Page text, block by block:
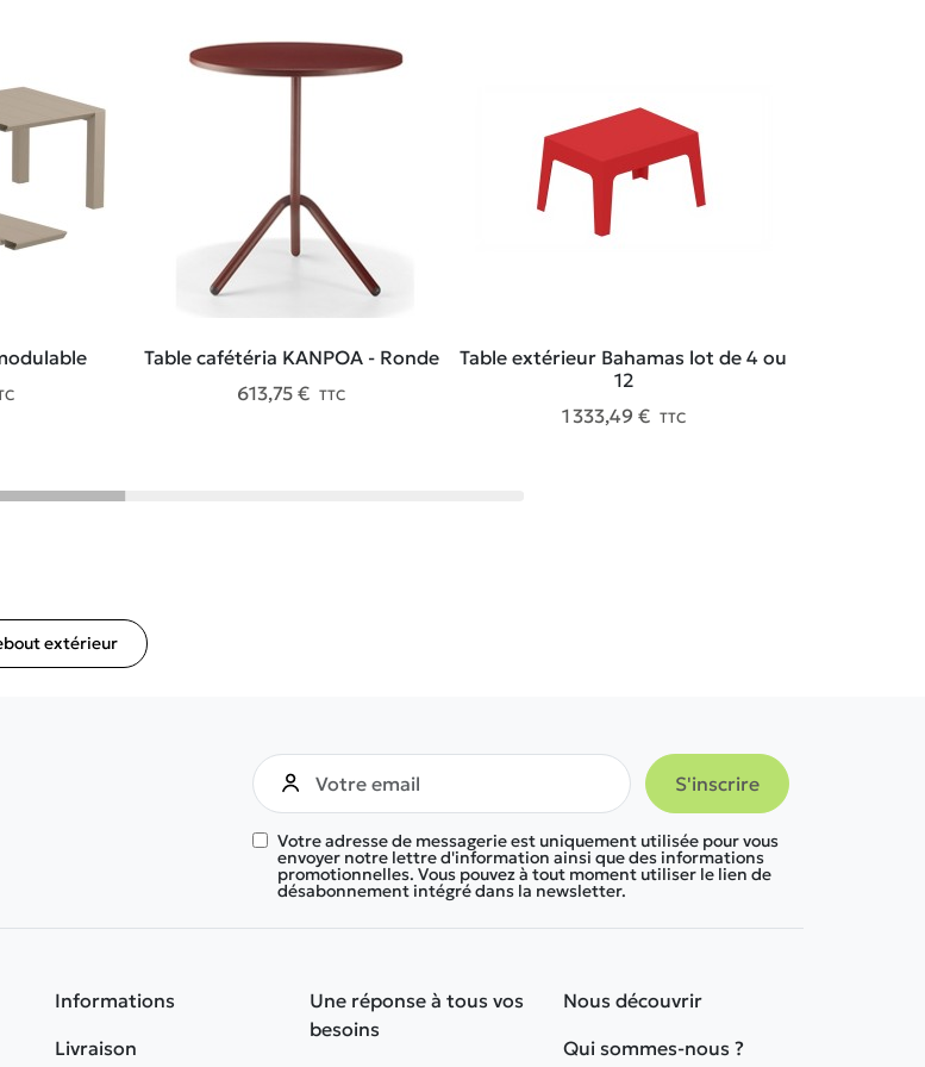
Table cafétéria KANPOA - Ronde
613,75 € TTC
Table extérieur Bahamas lot de 4 ou
12
1 333,49 € TTC
extérieur
Votre adresse de messagerie est uniquement utilisée pour vous
envoyer notre lettre d'information ainsi que des informations
promotionnelles. Vous pouvez à tout moment utiliser le lien de
désabonnement intégré dans la newsletter.
Informations
Livraison
Une réponse à tous vos
besoins
Nous découvrir
Qui sommes-nous ?